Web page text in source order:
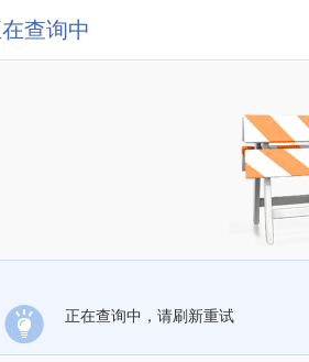
查询中
正在查询中，请刷新重试